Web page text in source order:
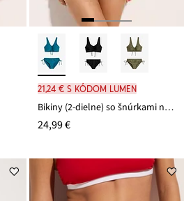
21,24 € s kódom LUMEN
Bikiny (2-dielne) so šnúrkami na zaviazanie
24,99 €